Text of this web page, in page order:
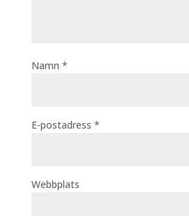
Namn *
E-postadress *
Webbplats